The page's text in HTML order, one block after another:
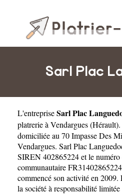
Sarl Plac
L'entrepriseSarl Plac
platrerie à Vendargues(Hérault).
domiciliée au 70 Impasse Des
Vendargues. Sarl Plac
SIREN 402865224 et le
communautaire
commencé son activité en 2009.
la société à responsabilité